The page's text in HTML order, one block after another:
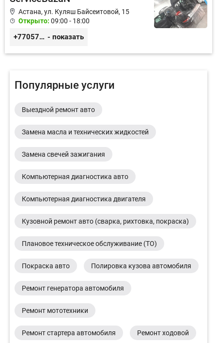
Астана, ул. Куляш Байсеитовой, 15
Открыто: 09:00 - 18:00
+77057425938 - показать
Популярные услуги
Выездной ремонт авто
Замена масла и технических жидкостей
Замена свечей зажигания
Компьютерная диагностика авто
Компьютерная диагностика двигателя
Кузовной ремонт авто (сварка, рихтовка, покраска)
Плановое техническое обслуживание (ТО)
Покраска авто Полировка кузова автомобиля
Ремонт генератора автомобиля
Ремонт мототехники
Ремонт стартера автомобиля Ремонт ходовой